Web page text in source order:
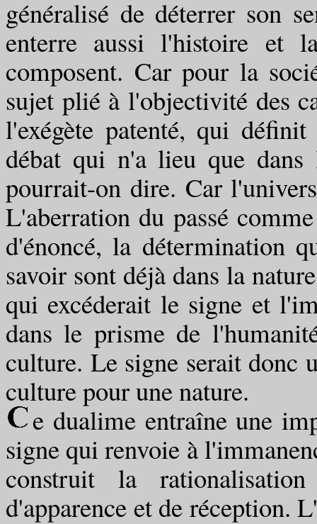
généralisé de déterrer son
enterre aussi l'histoire et
composent. Car pour la
sujet plié à l'objectivité des
l'exégète patenté, qui
débat qui n'a lieu que dans
pourrait-on dire. Car
L'aberration du passé
d'énoncé, la détermination
savoir sont déjà dans la
qui excéderait le signe et
dans le prisme de
culture. Le signe serait donc
culture pour une nature.
e dualime entraîne une
signe qui renvoie à
construit la
d'apparence et de réception.